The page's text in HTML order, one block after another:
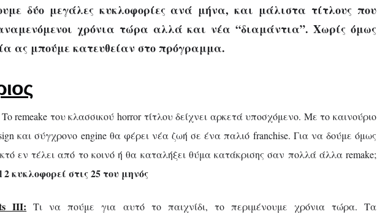
δύο μεγάλες κυκλοφορίες ανά μήνα, και μάλιστα τίτλους που
χρόνια τώρα αλλά και νέα “διαμάντια”. Χωρίς όμως
ας μπούμε κατευθείαν στο πρόγραμμα.
To remeake του κλασσικού horror τίτλου δείχνει αρκετά υποσχόμενο. Με το καινούριο
και σύγχρονο engine θα φέρει νέα ζωή σε ένα παλιό franchise. Για να δούμε όμως
εν τέλει από το κοινό ή θα καταλήξει θύμα κατάκρισης σαν πολλά άλλα remake;
κυκλοφορεί στις 25 του μηνός
III: Τι να πούμε για αυτό το παιχνίδι, το περιμένουμε χρόνια τώρα. Τα